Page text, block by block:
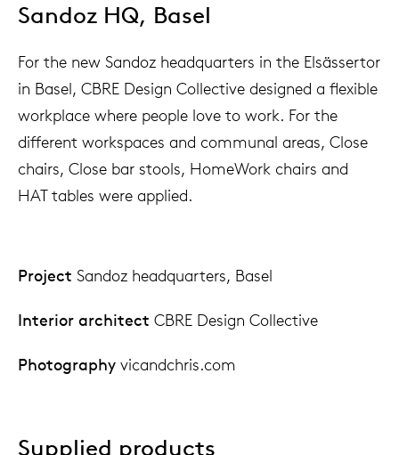
Sandoz HQ, Basel
For the new Sandoz headquarters in the Elsässertor
in Basel, CBRE Design Collective designed a flexible
workplace where people love to work. For the
different workspaces and communal areas, Close
chairs, Close bar stools, HomeWork chairs and
HAT tables were applied.
Project Sandoz headquarters, Basel
Interior architect CBRE Design Collective
Photography vicandchris.com
Supplied products